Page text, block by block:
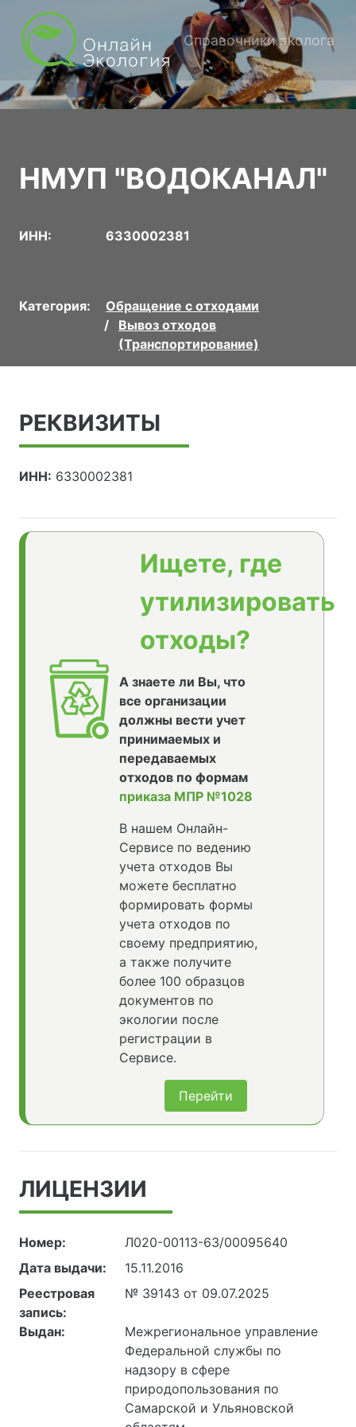
Справочники эколога
НМУП "ВОДОКАНАЛ"
ИНН: 6330002381
Категория:
Обращение с отходами
Вывоз отходов
(Транспортирование)
РЕКВИЗИТЫ
ИНН: 6330002381
Ищете, где
утилизировать
отходы?
А знаете ли Вы, что
все организации
должны вести учет
принимаемых и
передаваемых
отходов по формам
приказа МПР №1028
В нашем Онлайн-
Сервисе по ведению
учета отходов Вы
можете бесплатно
формировать формы
учета отходов по
своему предприятию,
а также получите
более 100 образцов
документов по
экологии после
регистрации в
Сервисе.
Перейти
ЛИЦЕНЗИИ
Номер:
Л020-00113-63/00095640
Дата выдачи:
15.11.2016
Реестровая
запись:
№ 39143 от 09.07.2025
Выдан:
Межрегиональное управление
Федеральной службы по
надзору в сфере
природопользования по
Самарской и Ульяновской